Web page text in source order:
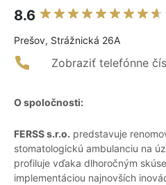
8.6
Prešov, Strážnická 26A
Zobraziť telefónne
O spoločnosti:
FERSS s.r.o. predstavuje
stomatologickú ambulanciu na
profiluje vďaka dlhoročným
implementáciou najnovších